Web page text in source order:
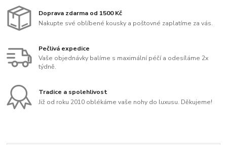
Doprava zdarma od 1500 Kč
Nakupte své oblíbené kousky a poštovné zaplatíme za vás.
Pečlivá expedice
Vaše objednávky balíme s maximální péčí a odesíláme 2x
týdně.
Tradice a spolehlivost
Již od roku 2010 oblékáme vaše nohy do luxusu. Děkujeme!